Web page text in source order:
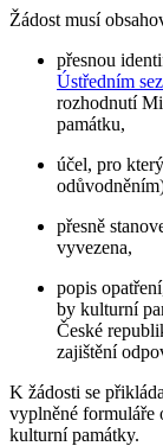
Žádost musí
přesnou
Ústředním
rozhodnutí
památku,
účel, pro
přesně
vyvezena,
popis
by kulturní
České
zajištění
K žádosti se
vyplněné formuláře
kulturní památky.